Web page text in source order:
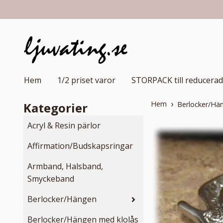
Hem 1/2 priset varor STORPACK till
Kategorier
Acryl & Resin pärlor
Affirmation/Budskapsringar
Armband, Halsband,
Smyckeband
Berlocker/Hängen
Berlocker/Hängen med klolås
Hem Berlocker/